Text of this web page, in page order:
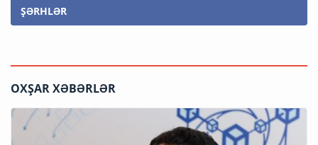
ŞƏRHLƏR
OXŞAR XƏBƏRLƏR